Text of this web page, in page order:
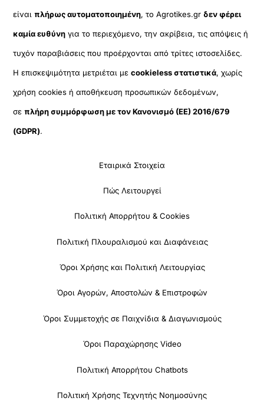
είναιπλήρως αυτοματοποιημένη, το Agrotikes.gr δεν φέρει
καμία ευθύνη για το περιεχόμενο, την ακρίβεια, τις απόψεις ή
τυχόν παραβιάσεις που προέρχονται από τρίτες ιστοσελίδες.
Η επισκεψιμότητα μετριέται μεcookieless στατιστικά, χωρίς
χρήση cookies ή αποθήκευση προσωπικών δεδομένων,
σεπλήρη συμμόρφωση με τον Κανονισμό (ΕΕ) 2016/679
(GDPR).
Εταιρικά Στοιχεία
Πώς Λειτουργεί
Πολιτική Απορρήτου & Cookies
Πολιτική Πλουραλισμού και Διαφάνειας
Όροι Χρήσης και Πολιτική Λειτουργίας
Όροι Αγορών, Αποστολών & Επιστροφών
Όροι Συμμετοχής σε Παιχνίδια & Διαγωνισμούς
Όροι Παραχώρησης Video
Πολιτική Απορρήτου Chatbots
Πολιτική Χρήσης Τεχνητής Νοημοσύνης